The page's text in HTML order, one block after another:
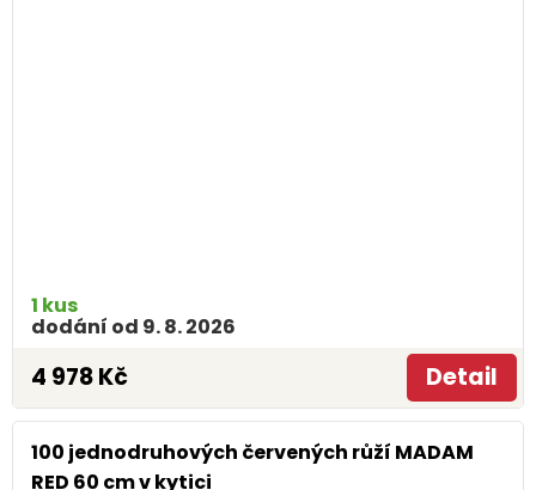
1 kus
dodání od 9. 8. 2026
4 978 Kč Detail
100 jednodruhových červených růží MADAM
RED 60 cm v kytici